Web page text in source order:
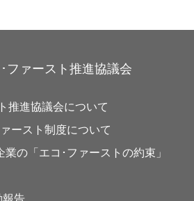
ファースト推進協議会
推進協議会について
ースト制度について
業の「エコ･ファーストの約束」